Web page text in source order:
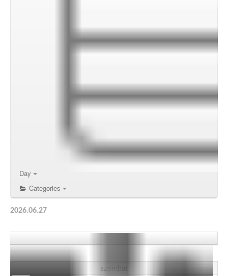
Day
Categories
2026.06.27
szombat
02:00
03:00
04:00
05:00